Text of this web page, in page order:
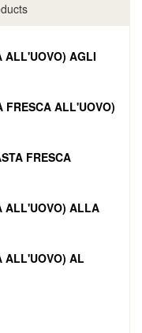
ALL'UOVO) AGLI
FRESCA ALL'UOVO)
FRESCA
ALL'UOVO) ALLA
ALL'UOVO) AL